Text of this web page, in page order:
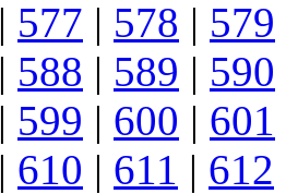
| 577 | 578 | 579
| 588 | 589 | 590
| 599 | 600 | 601
| 610 | 611 | 612